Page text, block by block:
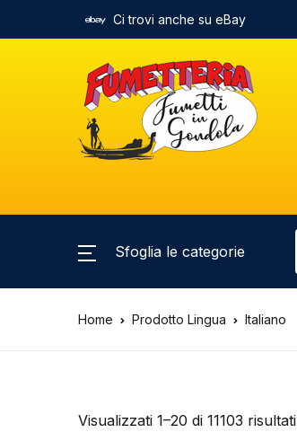
Ci trovi anche su eBay
Sfoglia le categorie
Home Prodotto Lingua Italiano
Visualizzati 1–20 di 11103 risultati